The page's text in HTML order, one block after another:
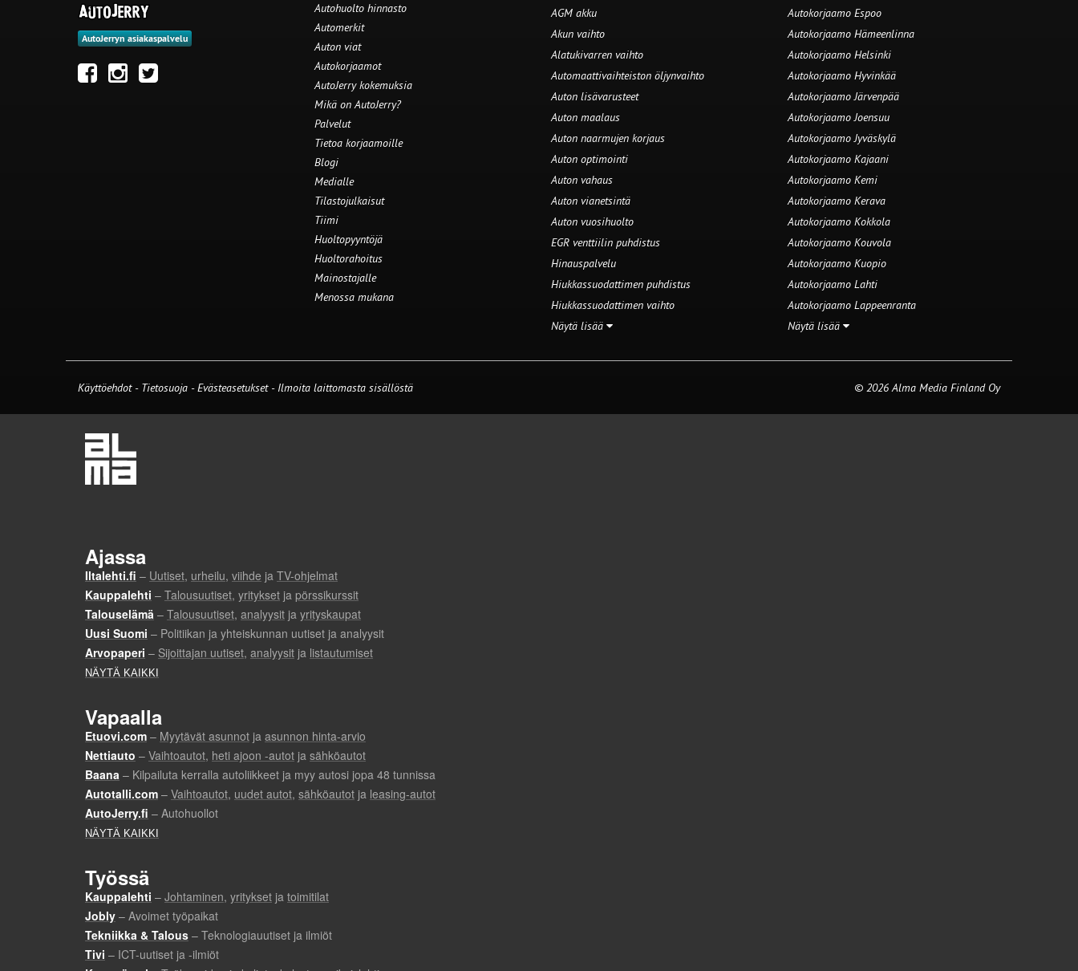
AutoJerryn asiakaspalvelu
Autohuolto hinnasto
Automerkit
Auton viat
Autokorjaamot
AutoJerry kokemuksia
Mikä on AutoJerry?
Palvelut
Tietoa korjaamoille
Blogi
Medialle
Tilastojulkaisut
Tiimi
Huoltopyyntöjä
Huoltorahoitus
Mainostajalle
Menossa mukana
AGM akku
Akun vaihto
Alatukivarren vaihto
Automaattivaihteiston öljynvaihto
Auton lisävarusteet
Auton maalaus
Auton naarmujen korjaus
Auton optimointi
Auton vahaus
Auton vianetsintä
Auton vuosihuolto
EGR venttiilin puhdistus
Hinauspalvelu
Hiukkassuodattimen puhdistus
Hiukkassuodattimen vaihto
Näytä lisää
Autokorjaamo Espoo
Autokorjaamo Hämeenlinna
Autokorjaamo Helsinki
Autokorjaamo Hyvinkää
Autokorjaamo Järvenpää
Autokorjaamo Joensuu
Autokorjaamo Jyväskylä
Autokorjaamo Kajaani
Autokorjaamo Kemi
Autokorjaamo Kerava
Autokorjaamo Kokkola
Autokorjaamo Kouvola
Autokorjaamo Kuopio
Autokorjaamo Lahti
Autokorjaamo Lappeenranta
Näytä lisää
Käyttöehdot - Tietosuoja -Evästeasetukset- Ilmoita laittomasta sisällöstä © 2026 Alma Media Finland Oy